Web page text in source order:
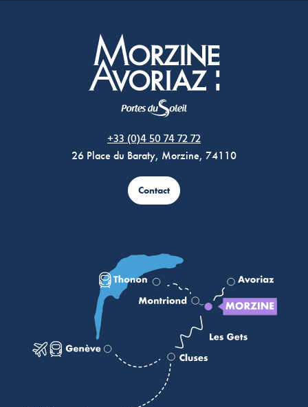
+33 (0)4 50 74 72 72
26 Place du Baraty, Morzine, 74110
Contact